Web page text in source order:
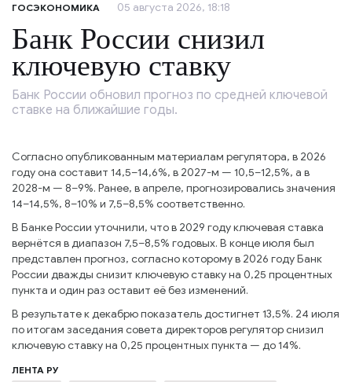
ГОСЭКОНОМИКА 05 августа 2026, 18:18
Банк России снизил
ключевую ставку
Банк России обновил прогноз по средней ключевой
ставке на ближайшие годы.
Согласно опубликованным материалам регулятора, в 2026
году она составит 14,5–14,6%, в 2027-м — 10,5–12,5%, а в
2028-м — 8–9%. Ранее, в апреле, прогнозировались значения
14–14,5%, 8–10% и 7,5–8,5% соответственно.
В Банке России уточнили, что в 2029 году ключевая ставка
вернётся в диапазон 7,5–8,5% годовых. В конце июля был
представлен прогноз, согласно которому в 2026 году Банк
России дважды снизит ключевую ставку на 0,25 процентных
пункта и один раз оставит её без изменений.
В результате к декабрю показатель достигнет 13,5%. 24 июля
по итогам заседания совета директоров регулятор снизил
ключевую ставку на 0,25 процентных пункта — до 14%.
ЛЕНТА РУ